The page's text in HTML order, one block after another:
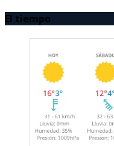
El tiempo